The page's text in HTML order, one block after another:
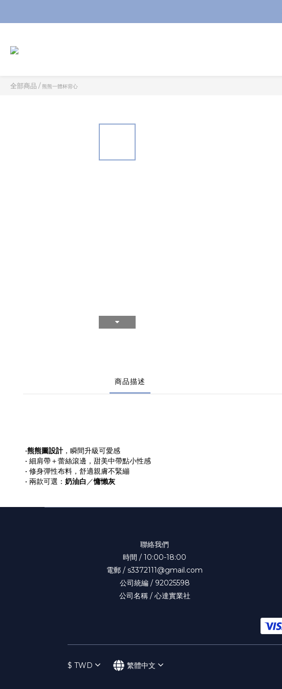
全部商品 / 熊熊一體杯背心
商品描述
•熊熊圖設計，瞬間升級可愛感
• 細肩帶＋蕾絲滾邊，甜美中帶點小性感
• 修身彈性布料，舒適親膚不緊繃
• 兩款可選： 奶油白 ／慵懶灰
聯絡我們
時間 / 10:00-18:00
電郵 / s3372111@gmail.com
公司統編 / 92025598
公司名稱 / 心達實業社
$ TWD 繁體中文